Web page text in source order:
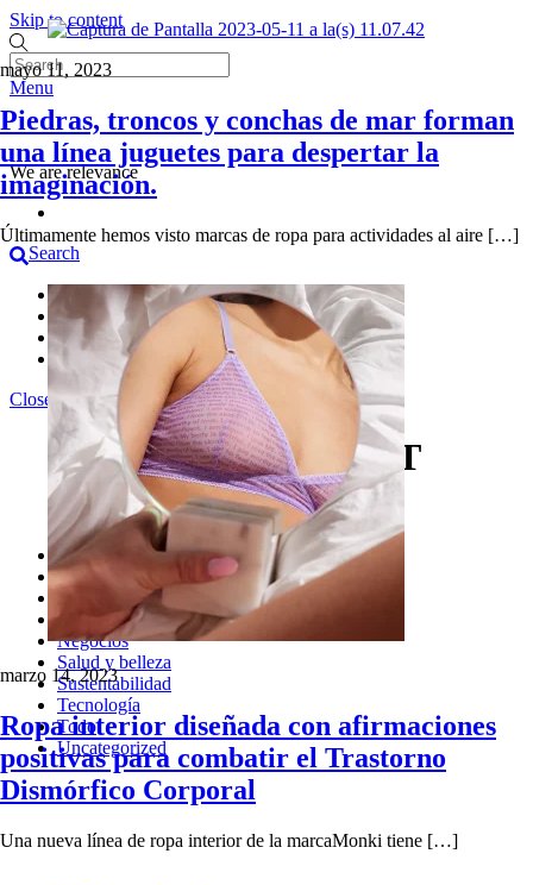
Skip to content
Menu
We are relevance
Search
Home
Work
Blog
Contact us
Close Menu
STAY RELEVANT
Never cease to understand the world
Cultura
Diseño
Diversidad
Estilo de vida
Negocios
Salud y belleza
Sustentabilidad
Tecnología
Todo
Uncategorized
mayo 11, 2023
Piedras, troncos y conchas de mar forman
una línea juguetes para despertar la
imaginación.
Últimamente hemos visto marcas de ropa para actividades al aire […]
marzo 14, 2023
Ropa interior diseñada con afirmaciones
positivas para combatir el Trastorno
Dismórfico Corporal
Una nueva línea de ropa interior de la marcaMonki tiene […]